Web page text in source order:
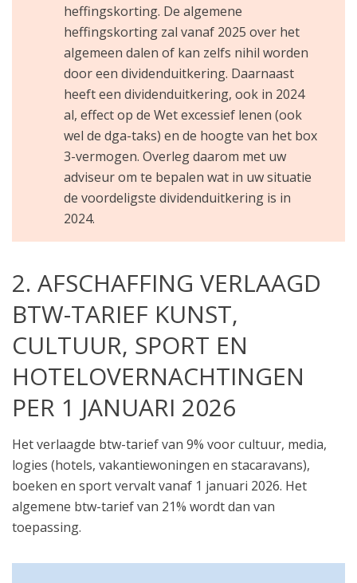
heffingskorting. De algemene
heffingskorting zal vanaf 2025 over het
algemeen dalen of kan zelfs nihil worden
door een dividenduitkering. Daarnaast
heeft een dividenduitkering, ook in 2024
al, effect op de Wet excessief lenen (ook
wel de dga-taks) en de hoogte van het box
3-vermogen. Overleg daarom met uw
adviseur om te bepalen wat in uw situatie
de voordeligste dividenduitkering is in
2024.
2. AFSCHAFFING VERLAAGD
BTW-TARIEF KUNST,
CULTUUR, SPORT EN
HOTELOVERNACHTINGEN
PER 1 JANUARI 2026
Het verlaagde btw-tarief van 9% voor cultuur, media,
logies (hotels, vakantiewoningen en stacaravans),
boeken en sport vervalt vanaf 1 januari 2026. Het
algemene btw-tarief van 21% wordt dan van
toepassing.